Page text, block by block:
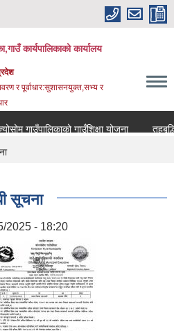
कार्यपालिकाको कार्यालय
र पूर्वाधार:सुशासनयुक्त,सभ्य र
गाउँपालिकाको गाउँशिक्षा योजना
सूचना
2025 - 18:20